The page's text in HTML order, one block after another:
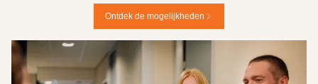
Ontdek de mogelijkheden